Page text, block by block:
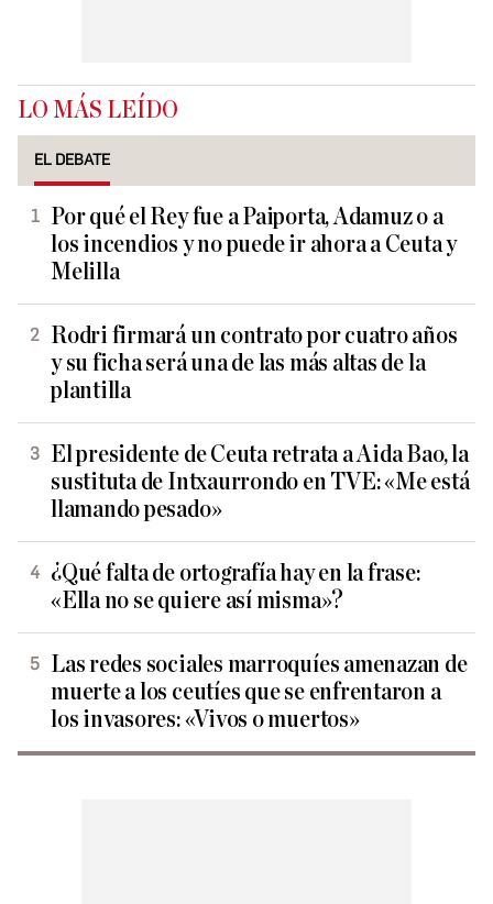
LO MÁS LEÍDO
EL DEBATE
Por qué el Rey fue a Paiporta, Adamuz o a
los incendios y no puede ir ahora a Ceuta y
Melilla
Rodri firmará un contrato por cuatro años
y su ficha será una de las más altas de la
plantilla
El presidente de Ceuta retrata a Aida Bao, la
sustituta de Intxaurrondo en TVE: «Me está
llamando pesado»
¿Qué falta de ortografía hay en la frase:
«Ella no se quiere así misma»?
Las redes sociales marroquíes amenazan de
muerte a los ceutíes que se enfrentaron a
los invasores: «Vivos o muertos»